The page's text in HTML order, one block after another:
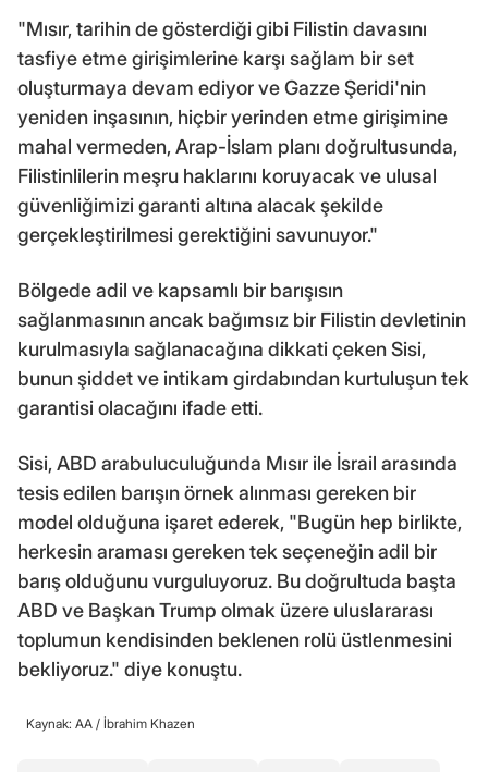
"Mısır, tarihin de gösterdiği gibi Filistin davasını
tasfiye etme girişimlerine karşı sağlam bir set
oluşturmaya devam ediyor ve Gazze Şeridi'nin
yeniden inşasının, hiçbir yerinden etme girişimine
mahal vermeden, Arap-İslam planı doğrultusunda,
Filistinlilerin meşru haklarını koruyacak ve ulusal
güvenliğimizi garanti altına alacak şekilde
gerçekleştirilmesi gerektiğini savunuyor."
Bölgede adil ve kapsamlı bir barışısın
sağlanmasının ancak bağımsız bir Filistin devletinin
kurulmasıyla sağlanacağına dikkati çeken Sisi,
bunun şiddet ve intikam girdabından kurtuluşun tek
garantisi olacağını ifade etti.
Sisi, ABD arabuluculuğunda Mısır ile İsrail arasında
tesis edilen barışın örnek alınması gereken bir
model olduğuna işaret ederek, "Bugün hep birlikte,
herkesin araması gereken tek seçeneğin adil bir
barış olduğunu vurguluyoruz. Bu doğrultuda başta
ABD ve Başkan Trump olmak üzere uluslararası
toplumun kendisinden beklenen rolü üstlenmesini
bekliyoruz." diye konuştu.
Kaynak: AA / İbrahim Khazen